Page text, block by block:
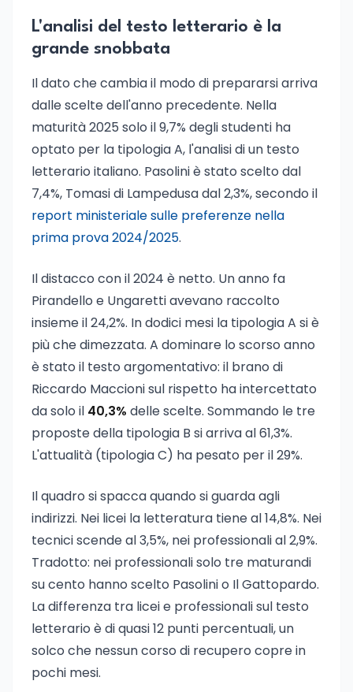
L'analisi del testo letterario è la
grande snobbata
Il dato che cambia il modo di prepararsi arriva
dalle scelte dell'anno precedente. Nella
maturità 2025 solo il 9,7% degli studenti ha
optato per la tipologia A, l'analisi di un testo
letterario italiano. Pasolini è stato scelto dal
7,4%, Tomasi di Lampedusa dal 2,3%, secondo il
report ministeriale sulle preferenze nella
prima prova 2024/2025.
Il distacco con il 2024 è netto. Un anno fa
Pirandello e Ungaretti avevano raccolto
insieme il 24,2%. In dodici mesi la tipologia A si è
più che dimezzata. A dominare lo scorso anno
è stato il testo argomentativo: il brano di
Riccardo Maccioni sul rispetto ha intercettato
da solo il 40,3% delle scelte. Sommando le tre
proposte della tipologia B si arriva al 61,3%.
L'attualità (tipologia C) ha pesato per il 29%.
Il quadro si spacca quando si guarda agli
indirizzi. Nei licei la letteratura tiene al 14,8%. Nei
tecnici scende al 3,5%, nei professionali al 2,9%.
Tradotto: nei professionali solo tre maturandi
su cento hanno scelto Pasolini o Il Gattopardo.
La differenza tra licei e professionali sul testo
letterario è di quasi 12 punti percentuali, un
solco che nessun corso di recupero copre in
pochi mesi.